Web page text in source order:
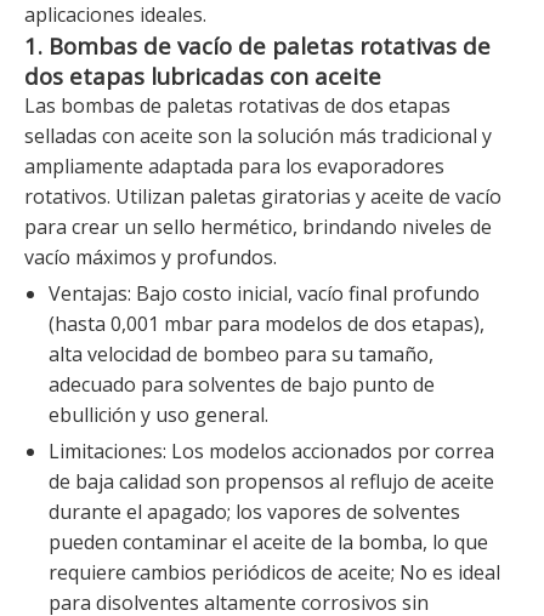
aplicaciones ideales.
1. Bombas de vacío de paletas rotativas de
dos etapas lubricadas con aceite
Las bombas de paletas rotativas de dos etapas
selladas con aceite son la solución más tradicional y
ampliamente adaptada para los evaporadores
rotativos. Utilizan paletas giratorias y aceite de vacío
para crear un sello hermético, brindando niveles de
vacío máximos y profundos.
Ventajas: Bajo costo inicial, vacío final profundo
(hasta 0,001 mbar para modelos de dos etapas),
alta velocidad de bombeo para su tamaño,
adecuado para solventes de bajo punto de
ebullición y uso general.
Limitaciones: Los modelos accionados por correa
de baja calidad son propensos al reflujo de aceite
durante el apagado; los vapores de solventes
pueden contaminar el aceite de la bomba, lo que
requiere cambios periódicos de aceite; No es ideal
para disolventes altamente corrosivos sin